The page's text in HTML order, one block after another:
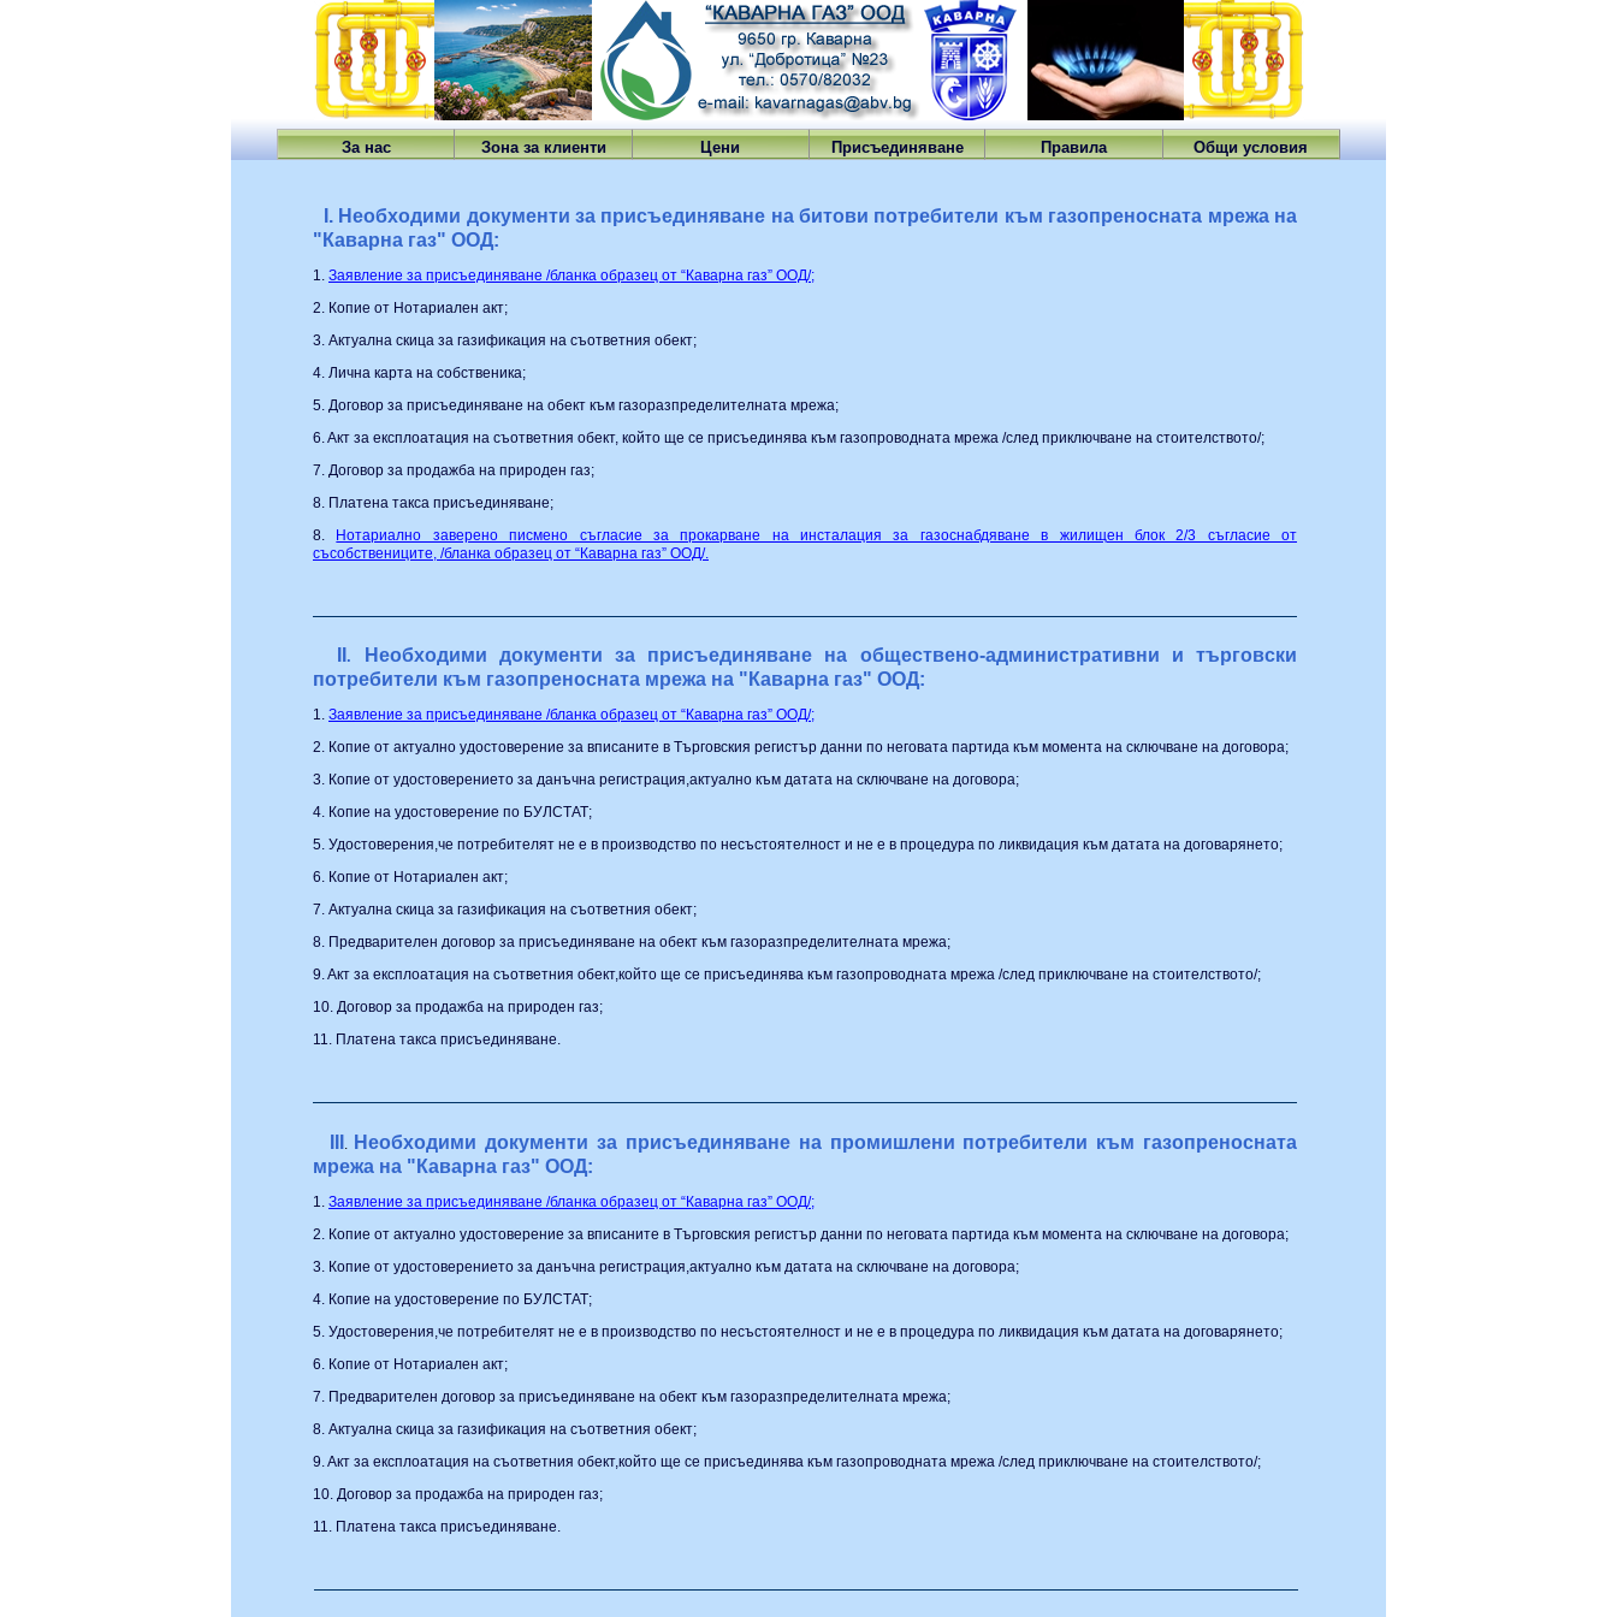
I. Необходими документи за присъединяване на битови потребители към газопреносната мрежа на
"Каварна газ" ООД:
1. Заявление за присъединяване /бланка образец от “Каварна газ” ООД/;
2. Копие от Нотариален акт;
3. Актуална скица за газификация на съответния обект;
4. Лична карта на собственика;
5. Договор за присъединяване на обект към газоразпределителната мрежа;
6. Aкт за експлоатация на съответния обект, който ще се присъединява към газопроводната мрежа /след приключване на стоителството/;
7. Договор за продажба на природен газ;
8. Платена такса присъединяване;
8.
Нотариално заверено писмено съгласие за прокарване на инсталация за газоснабдяване в жилищен блок 2/3 съгласие от
съсобствениците, /бланка образец от “Каварна газ” ООД/.
. Необходими документи за присъединяване на обществено-административни и търговски
потребители към газопреносната мрежа на "Каварна газ" ООД:
1. Заявление за присъединяване /бланка образец от “Каварна газ” ООД/;
2. Копие от актуално удостоверение за вписаните в Търговския регистър данни по неговата партида към момента на сключване на договора;
3. Копие от удостоверението за данъчна регистрация,актуално към датата на сключване на договора;
4. Копие на удостоверение по БУЛСТАТ;
5. Удостоверения,че потребителят не е в производство по несъстоятелност и не е в процедура по ликвидация към датата на договарянето;
6. Копие от Нотариален акт;
7. Актуална скица за газификация на съответния обект;
8. Предварителен договор за присъединяване на обект към газоразпределителната мрежа;
9. Aкт за експлоатация на съответния обект,който ще се присъединява към газопроводната мрежа /след приключване на стоителството/;
10. Договор за продажба на природен газ;
11. Платена такса присъединяване.
. Необходими документи за присъединяване на промишлени потребители към газопреносната
мрежа на "Каварна газ" ООД:
1. Заявление за присъединяване /бланка образец от “Каварна газ” ООД/;
2. Копие от актуално удостоверение за вписаните в Търговския регистър данни по неговата партида към момента на сключване на договора;
3. Копие от удостоверението за данъчна регистрация,актуално към датата на сключване на договора;
4. Копие на удостоверение по БУЛСТАТ;
5. Удостоверения,че потребителят не е в производство по несъстоятелност и не е в процедура по ликвидация към датата на договарянето;
6. Копие от Нотариален акт;
7. Предварителен договор за присъединяване на обект към газоразпределителната мрежа;
8. Актуална скица за газификация на съответния обект;
9. Aкт за експлоатация на съответния обект,който ще се присъединява към газопроводната мрежа /след приключване на стоителството/;
10. Договор за продажба на природен газ;
11. Платена такса присъединяване.
Общи условия
За нас Присъединяване Правила
Цени
Зона за клиенти